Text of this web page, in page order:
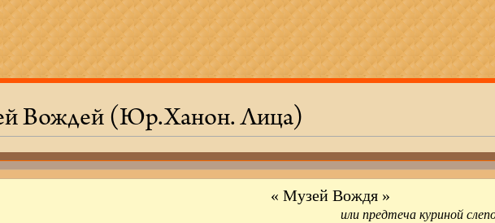
Вождей (Юр.Ханон. Лица)
« Музей Вождя »
или предтеча куриной